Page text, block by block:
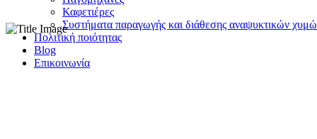
Καφετιέρες
Συστήματα παραγωγής και διάθεσης αναψυκτικών
Πολιτική ποιότητας
Blog
Επικοινωνία